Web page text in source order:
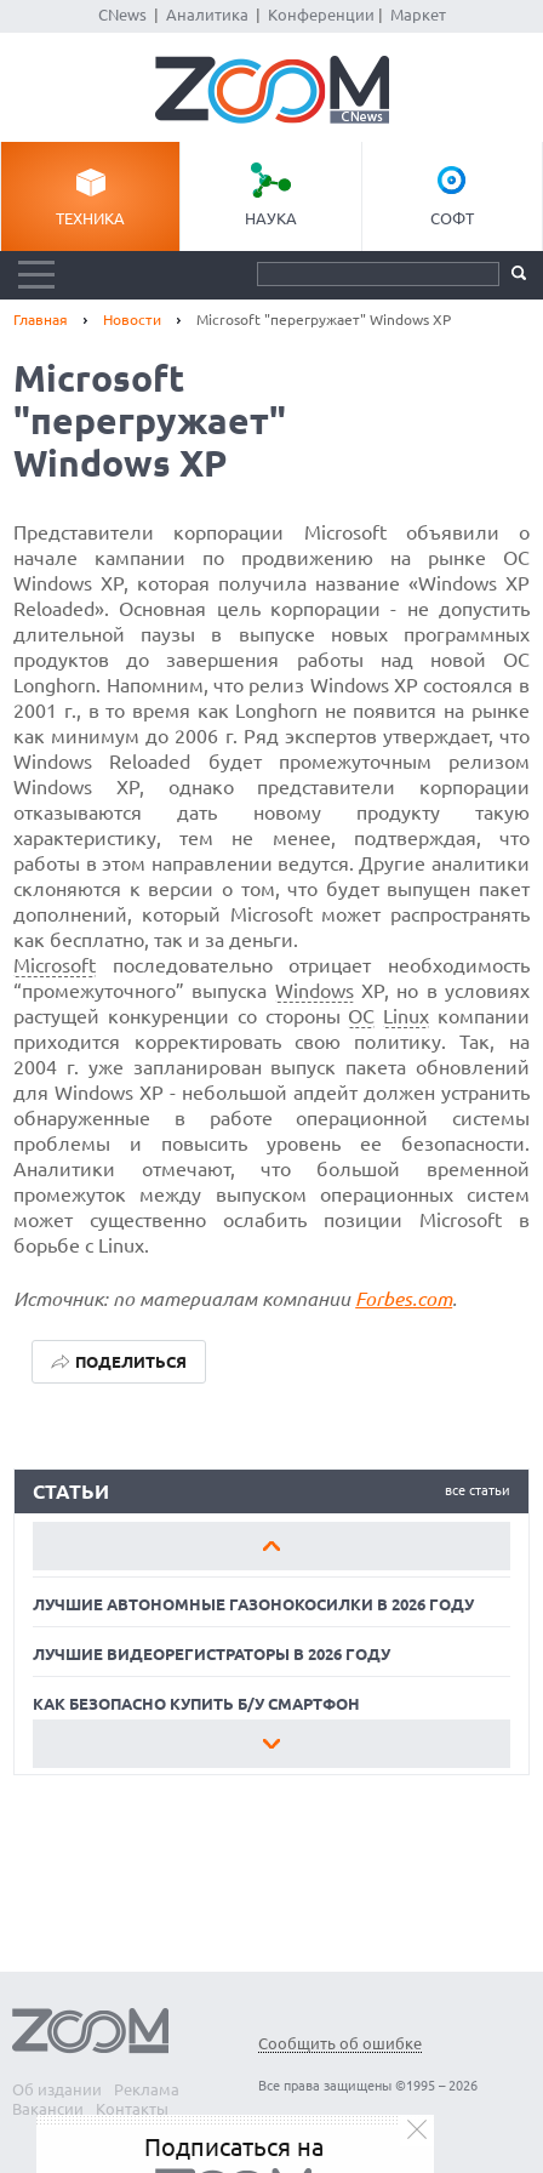
CNews| Аналитика Конференции Маркет
ТЕХНИКА НАУКА СОФТ
Главная Новости Microsoft "перегружает" Windows XP
Microsoft
"перегружает"
Windows XP
Представители корпорации Microsoft объявили о
начале кампании по продвижению на рынке ОС
Windows XP, которая получила название «Windows XP
Reloaded». Основная цель корпорации - не допустить
длительной паузы в выпуске новых программных
продуктов до завершения работы над новой OC
Longhorn. Напомним, что релиз Windows XP состоялся в
2001 г., в то время как Longhorn не появится на рынке
как минимум до 2006 г. Ряд экспертов утверждает, что
Windows Reloaded будет промежуточным релизом
Windows XP, однако представители корпорации
отказываются дать новому продукту такую
характеристику, тем не менее, подтверждая, что
работы в этом направлении ведутся. Другие аналитики
склоняются к версии о том, что будет выпущен пакет
дополнений, который Microsoft может распространять
как бесплатно, так и за деньги.
Microsoft последовательно отрицает необходимость
“промежуточного” выпуска WindowsXP, но в условиях
растущей конкуренции со стороны ОС Linux компании
приходится корректировать свою политику. Так, на
2004 г. уже запланирован выпуск пакета обновлений
для Windows XP - небольшой апдейт должен устранить
обнаруженные в работе операционной системы
проблемы и повысить уровень ее безопасности.
Аналитики отмечают, что большой временной
промежуток между выпуском операционных систем
может существенно ослабить позиции Microsoft в
борьбе с Linux.
Источник: по материалам компании Forbes.com.
ПОДЕЛИТЬСЯ
все статьи
СТАТЬИ
КАК БЕЗОПАСНО КУПИТЬ Б/У СМАРТФОН
ЛУЧШИЕ АВТОНОМНЫЕ ГАЗОНОКОСИЛКИ В 2026 ГОДУ
ЛУЧШИЕ ВИДЕОРЕГИСТРАТОРЫ В 2026 ГОДУ
КАК БЕЗОПАСНО КУПИТЬ Б/У СМАРТФОН
ЛУЧШИЕ АВТОНОМНЫЕ ГАЗОНОКОСИЛКИ В 2026 ГОДУ
Об издании
Реклама
Вакансии
Контакты
Сообщить об ошибке
Все права защищены ©1995 – 2026
Подписаться на